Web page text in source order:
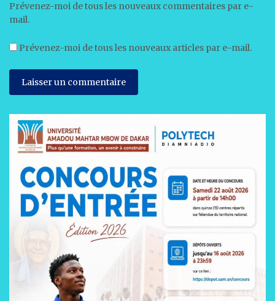
Prévenez-moi de tous les nouveaux commentaires par e-
mail.
Prévenez-moi de tous les nouveaux articles par e-mail.